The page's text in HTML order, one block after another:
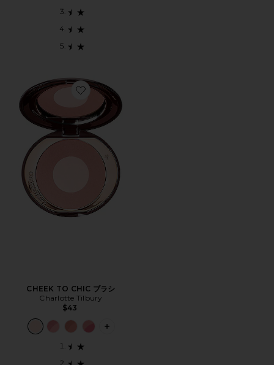
Favorite CHEEK TO CHIC ブラシ
CHEEK TO CHIC ブラシ
Charlotte Tilbury
$43
PLUS ICON TO SEE MORE OPTIONS